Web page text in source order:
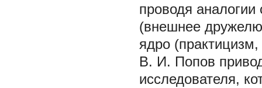
проводя аналогии
(внешнее
ядро
В. И. Попов
исследователя,